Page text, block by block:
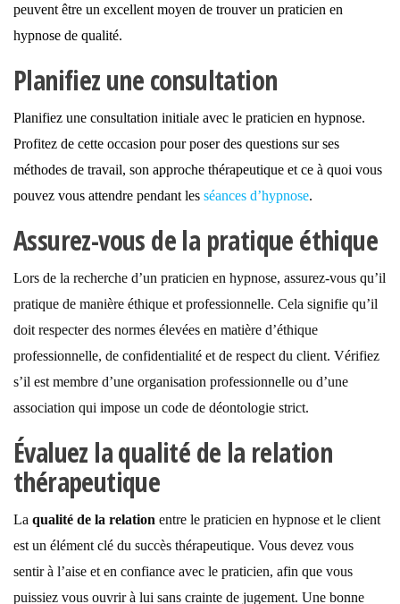
peuvent être un excellent moyen de trouver un praticien en
hypnose de qualité.
Planifiez une consultation
Planifiez une consultation initiale avec le praticien en hypnose.
Profitez de cette occasion pour poser des questions surses
méthodes de travail, son approche thérapeutique et ce à quoi vous
pouvez vous attendre pendant les séances d’hypnose.
Assurez-vous de la pratique éthique
Lors de la recherche d’un praticien en hypnose, assurez-vous qu’il
pratique de manière éthique et professionnelle. Cela signifie qu’il
doit respecter des normes élevées en matière d’éthique
professionnelle, de confidentialité et de respect du client. Vérifiez
s’il est membre d’une organisation professionnelle ou d’une
association qui impose un code de déontologie strict.
Évaluez la qualité de la relation
thérapeutique
La qualité de la relation entre le praticien en hypnose et le client
est un élément clé du succès thérapeutique. Vous devez vous
sentir à l’aise et en confiance avec le praticien, afin que vous
puissiez vous ouvrir à lui sans crainte de jugement. Une bonne